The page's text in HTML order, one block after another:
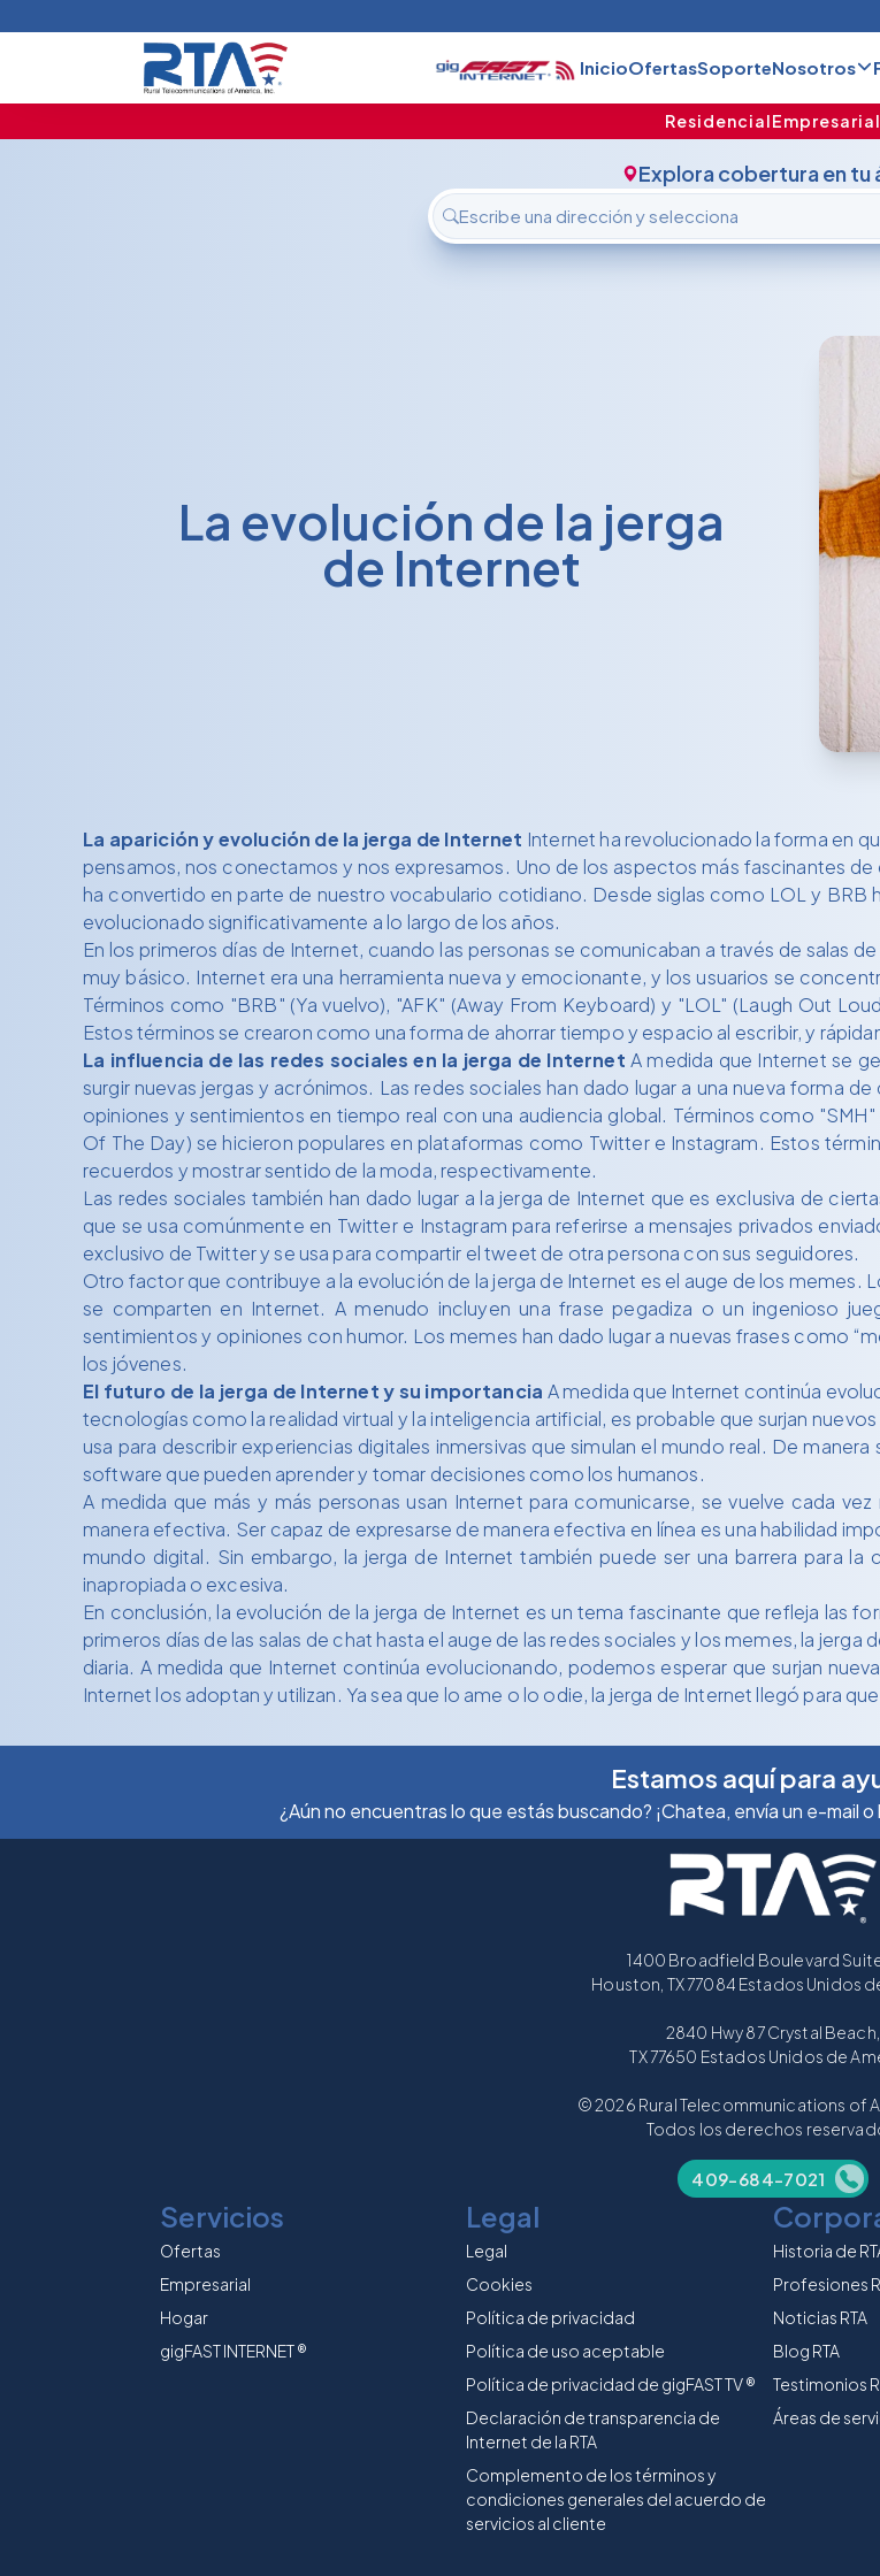
Inicio
FAQ
InicioOfertasSoporteNosotros
ResidencialEmpresarial
Explora cobertura en tu
La evolución de la jerga
de Internet
La aparición y evolución de la jerga de Internet Internet ha revolucionado la forma en
pensamos, nos conectamos y nos expresamos. Uno de los aspectos más fascinantes
ha convertido en parte de nuestro vocabulario cotidiano. Desde siglas como LOL y BRB
evolucionado significativamente a lo largo de los años.
En los primeros días de Internet, cuando las personas se comunicaban a través de salas
muy básico. Internet era una herramienta nueva y emocionante, y los usuarios se
Términos como "BRB" (Ya vuelvo), "AFK" (Away From Keyboard) y "LOL" (Laugh Out
Estos términos se crearon como una forma de ahorrar tiempo y espacio al escribir, y
La influencia de las redes sociales en la jerga de Internet A medida que Internet se
surgir nuevas jergas y acrónimos. Las redes sociales han dado lugar a una nueva forma
opiniones y sentimientos en tiempo real con una audiencia global. Términos como
Of The Day) se hicieron populares en plataformas como Twitter e Instagram. Estos
recuerdos y mostrar sentido de la moda, respectivamente.
Las redes sociales también han dado lugar a la jerga de Internet que es exclusiva de
que se usa comúnmente en Twitter e Instagram para referirse a mensajes privados
exclusivo de Twitter y se usa para compartir el tweet de otra persona con sus seguidores.
Otro factor que contribuye a la evolución de la jerga de Internet es el auge de los
se comparten en Internet. A menudo incluyen una frase pegadiza o un ingenioso
sentimientos y opiniones con humor. Los memes han dado lugar a nuevas frases como
los jóvenes.
El futuro de la jerga de Internet y su importancia A medida que Internet continúa
tecnologías como la realidad virtual y la inteligencia artificial, es probable que surjan
usa para describir experiencias digitales inmersivas que simulan el mundo real. De
software que pueden aprender y tomar decisiones como los humanos.
A medida que más y más personas usan Internet para comunicarse, se vuelve cada
manera efectiva. Ser capaz de expresarse de manera efectiva en línea es una habilidad
mundo digital. Sin embargo, la jerga de Internet también puede ser una barrera para
inapropiada o excesiva.
En conclusión, la evolución de la jerga de Internet es un tema fascinante que refleja las
primeros días de las salas de chat hasta el auge de las redes sociales y los memes, la
diaria. A medida que Internet continúa evolucionando, podemos esperar que surjan
Internet los adoptan y utilizan. Ya sea que lo ame o lo odie, la jerga de Internet llegó para
Estamos aquí para
¿Aún no encuentras lo que estás buscando? ¡Chatea, envía un e-mail
1400 Broadfield Boulevard
Houston, TX 77084 Estados Unidos
2840 Hwy 87 Crystal Beach,
TX 77650 Estados Unidos de
© 2026 Rural Telecommunications of
Todos los derechos
409-684-7021
Servicios
Ofertas
Empresarial
Hogar
gigFAST INTERNET ®
Legal
Legal
Cookies
Política de privacidad
Política de uso aceptable
Política de privacidad de gigFAST TV ®
Declaración de transparencia de
Internet de la RTA
Complemento de los términos y
condiciones generales del acuerdo de
servicios al cliente
Historia de
Profesiones
Noticias RTA
Blog RTA
Testimonios
Áreas de